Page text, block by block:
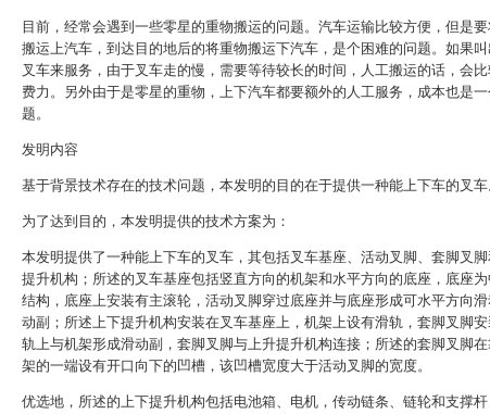
目前，经常会遇到一些零星的重物搬运的问题。汽车运输比较方便，但是
搬运上汽车，到达目的地后的将重物搬运下汽车，是个困难的问题。如果
叉车来服务，由于叉车走的慢，需要等待较长的时间，人工搬运的话，会
费力。另外由于是零星的重物，上下汽车都要额外的人工服务，成本也是一
题。
发明内容
基于背景技术存在的技术问题，本发明的目的在于提供一种能上下车的叉车
为了达到目的，本发明提供的技术方案为：
本发明提供了一种能上下车的叉车，其包括叉车基座、活动叉脚、套脚叉
提升机构；所述的叉车基座包括竖直方向的机架和水平方向的底座，底座
结构，底座上安装有主滚轮，活动叉脚穿过底座并与底座形成可水平方向
动副；所述上下提升机构安装在叉车基座上，机架上设有滑轨，套脚叉脚
轨上与机架形成滑动副，套脚叉脚与上升提升机构连接；所述的套脚叉脚
架的一端设有开口向下的凹槽，该凹槽宽度大于活动叉脚的宽度。
优选地，所述的上下提升机构包括电池箱、电机，传动链条、链轮和支撑